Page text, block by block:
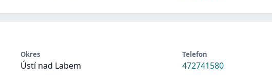
Okres
Ústí nad Labem
Telefon
472741580